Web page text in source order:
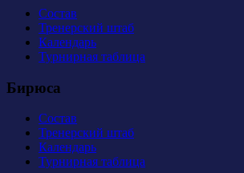
Состав
Тренерский штаб
Календарь
Турнирная таблица
Бирюса
Состав
Тренерский штаб
Календарь
Турнирная таблица